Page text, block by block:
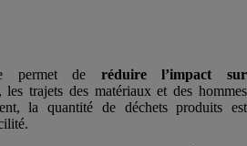
permet de réduire l’impact sur
trajets des matériaux et des hommes
la quantité de déchets produits est